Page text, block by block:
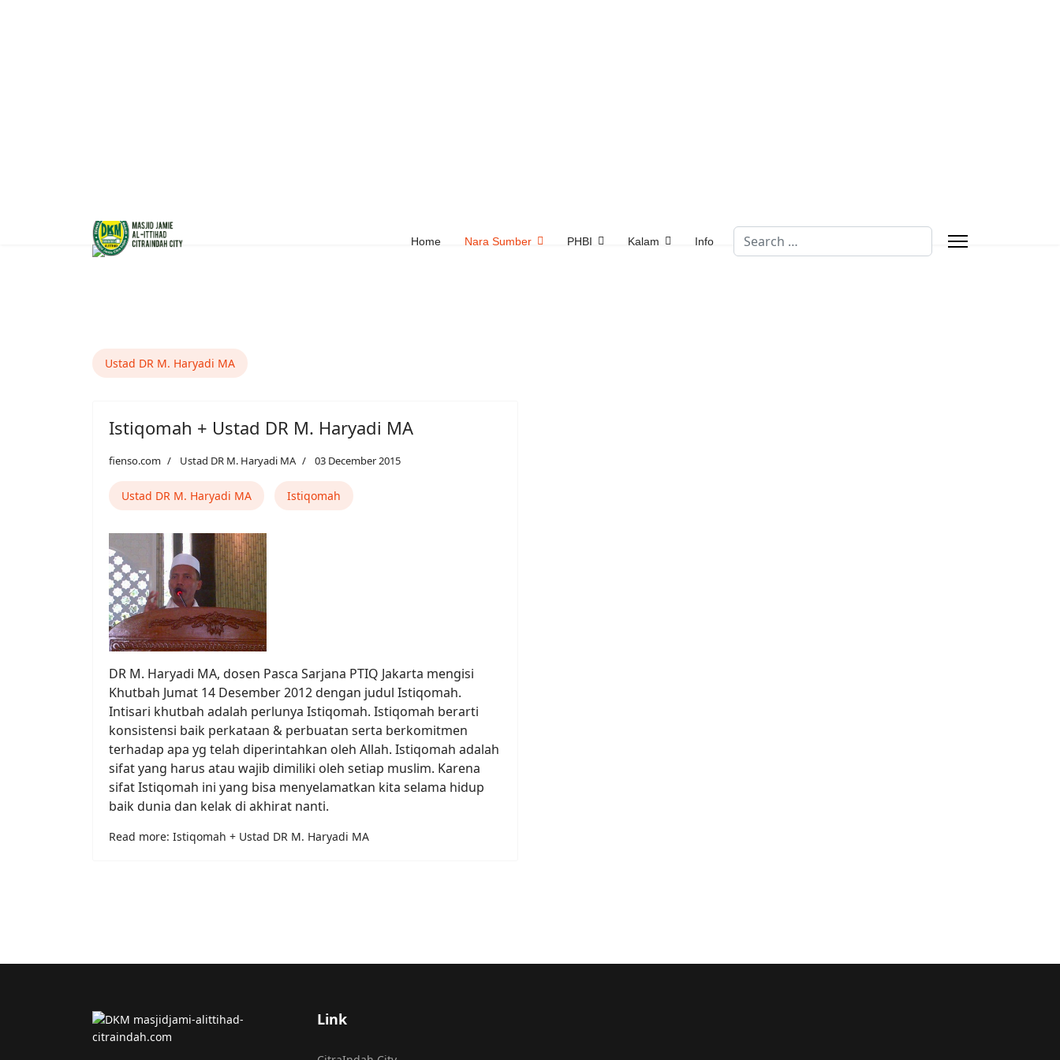
Home Nara Sumber PHBI Kalam Info Search
Ustad DR M. Haryadi MA
Istiqomah + Ustad DR M. Haryadi MA
fienso.com Ustad DR M. Haryadi MA 03 December 2015
Ustad DR M. Haryadi MA Istiqomah
DR M. Haryadi MA, dosen Pasca Sarjana PTIQ Jakarta mengisi
Khutbah Jumat 14 Desember 2012 dengan judul Istiqomah.
Intisari khutbah adalah perlunya Istiqomah. Istiqomah berarti
konsistensi baik perkataan & perbuatan serta berkomitmen
terhadap apa yg telah diperintahkan oleh Allah. Istiqomah adalah
sifat yang harus atau wajib dimiliki oleh setiap muslim. Karena
sifat Istiqomah ini yang bisa menyelamatkan kita selama hidup
baik dunia dan kelak di akhirat nanti.
Read more: Istiqomah + Ustad DR M. Haryadi MA
Link